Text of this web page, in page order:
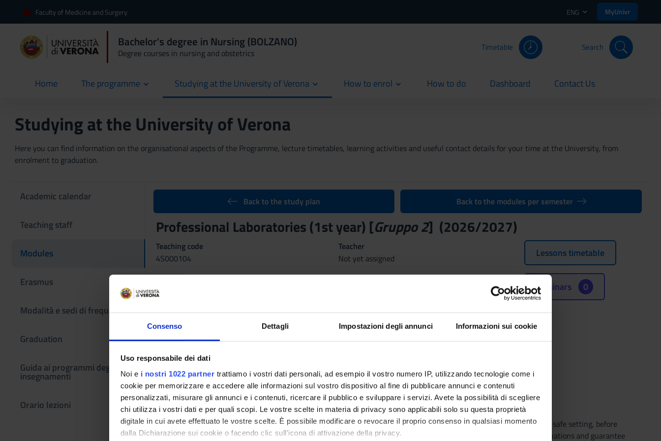
Consenso Dettagli Impostazioni degli annunci Informazioni sui cookie
Uso responsabile dei dati
Noi e i nostri 1022 partner trattiamo i vostri dati personali, ad esempio il vostro numero IP, utilizzando tecnologie come i
cookie per memorizzare e accedere alle informazioni sul vostro dispositivo al fine di pubblicare annunci e contenuti
personalizzati, misurare gli annunci e i contenuti, ricercare il pubblico e sviluppare i servizi. Avete la possibilità di scegliere
chi utilizza i vostri dati e per quali scopi. Le vostre scelte in materia di privacy sono applicabili solo su questa proprietà
digitale in cui avete effettuato le vostre scelte. È possibile modificare o revocare il proprio consenso in qualsiasi momento
dalla Dichiarazione sui cookie o facendo clic sull'icona di attivazione della privacy.
Faculty of Medicine and Surgery ENG MyUnivr
Bachelor's degree in Nursing (BOLZANO)
Degree courses in nursing and obstetrics
Timetable Search
Home
current The programme Studying at the University of Verona How to enrol How to do
current Dashboard
current Contact Us
current
Studying at the University of Verona
Here you can find information on the organisational aspects of the Programme, lecture timetables, learning activities and useful contact details for your time at the University, from
enrolment to graduation.
Academic calendar
Teaching staff
Modules
Erasmus
Modalità e sedi di frequenza
Graduation
Guida ai programmi degli
insegnamenti
Orario lezioni
Back to the study plan Back to the modules per semester
Professional Laboratories (1st year) [Gruppo 2] (2026/2027)
Teaching code
4S000104
Teacher
Not yet assigned
Credits
1
Language
Scientific Disciplinary Sector (SSD)
MEDS-24/C - Nursing and Midwifery Sciences
Period
1° e 2° semestre (corsi annuali) PROFESSIONI SANITARIE dal Oct 1, 2026 al Sep 30, 2027.
Courses Single
Not Authorized
Lessons timetable
Seminars 0
Learning objectives
The course aims to provide the student with technical-practical, relational, problem-solving and organizational skills in safe setting, before
clinical practice in clinical environment with patients, in order to reduce the emotional impact that comes from real situations and guarantee